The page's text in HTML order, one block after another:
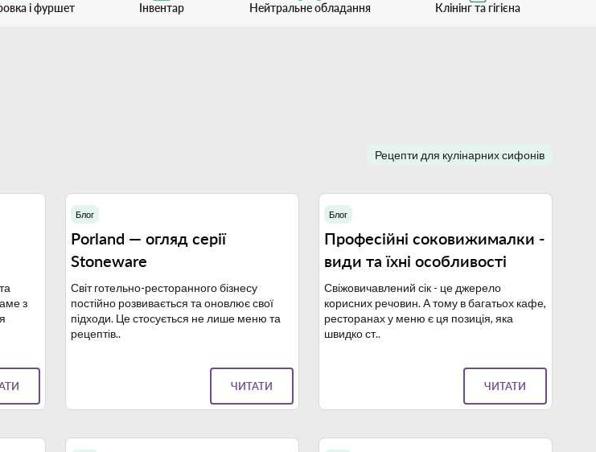
і фуршет Інвентар Нейтральне обладання Клінінг та гігієна
Рецепти для кулінарних сифонів
з
Блог
Porland — огляд серії
Stoneware
Світ готельно-ресторанного бізнесу
постійно розвивається та оновлює свої
підходи. Це стосується не лише меню та
рецептів..
ЧИТАТИ
Блог
Професійні соковижималки -
види та їхні особливості
Свіжовичавлений сік - це джерело
корисних речовин. А тому в багатьох кафе,
ресторанах у меню є ця позиція, яка
швидко ст..
ЧИТАТИ